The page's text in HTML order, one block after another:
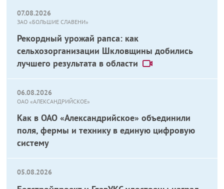
07.08.2026
ЗАО «БОЛЬШИЕ СЛАВЕНИ»
Рекордный урожай рапса: как
сельхозорганизации Шкловщины добились
лучшего результата в области
06.08.2026
ОАО «АЛЕКСАНДРИЙСКОЕ»
Как в ОАО «Александрийское» объединили
поля, фермы и технику в единую цифровую
систему
05.08.2026